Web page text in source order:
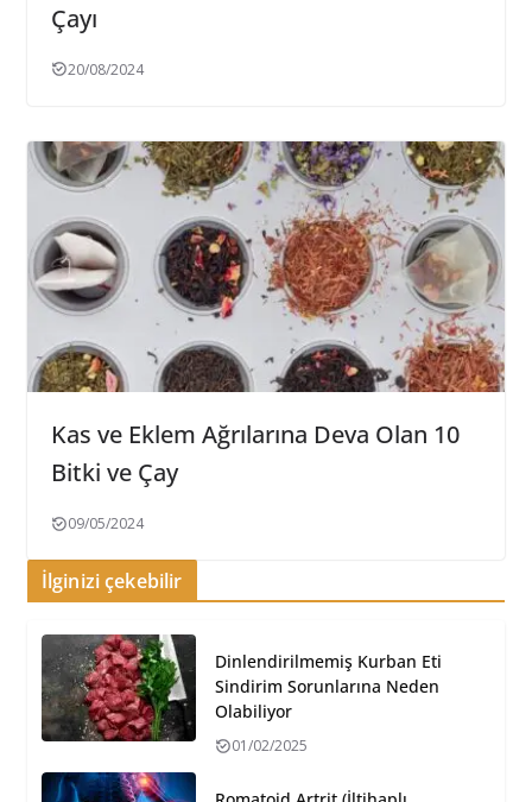
Çayı
20/08/2024
Kas ve Eklem Ağrılarına Deva Olan 10
Bitki ve Çay
09/05/2024
İlginizi çekebilir
Dinlendirilmemiş Kurban Eti
Sindirim Sorunlarına Neden
Olabiliyor
01/02/2025